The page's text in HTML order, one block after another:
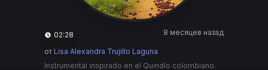
02:28 8 месяцев назад
от Lisa Alexandra Trujillo Laguna
Instrumental inspirado en el Quindío colombiano.